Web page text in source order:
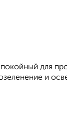
для
и